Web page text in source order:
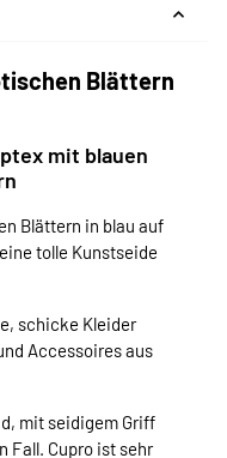
Blättern
mit blauen
Blättern in blau auf
tolle Kunstseide
schicke Kleider
Accessoires aus
mit seidigem Griff
Fall. Cupro ist sehr